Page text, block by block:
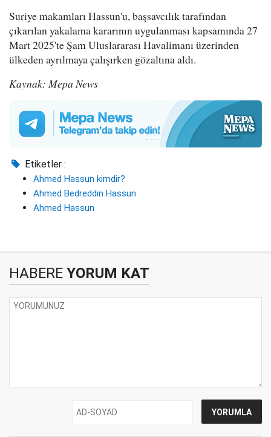
Suriye makamları Hassun'u, başsavcılık tarafından
çıkarılan yakalama kararının uygulanması kapsamında 27
Mart 2025'te Şam Uluslararası Havalimanı üzerinden
ülkeden ayrılmaya çalışırken gözaltına aldı.
Kaynak: Mepa News
Etiketler :
Ahmed Hassun kimdir?
Ahmed Bedreddin Hassun
Ahmed Hassun
HABERE YORUM KAT